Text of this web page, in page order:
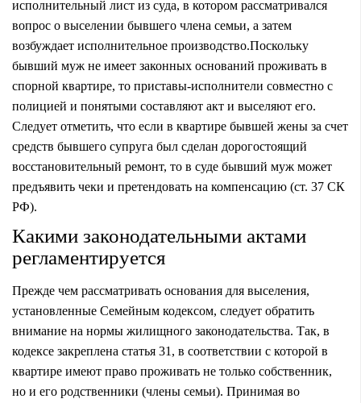
исполнительный лист из суда, в котором рассматривался
вопрос о выселении бывшего члена семьи, а затем
возбуждает исполнительное производство.Поскольку
бывший муж не имеет законных оснований проживать в
спорной квартире, то приставы-исполнители совместно с
полицией и понятыми составляют акт и выселяют его.
Следует отметить, что если в квартире бывшей жены за счет
средств бывшего супруга был сделан дорогостоящий
восстановительный ремонт, то в суде бывший муж может
предъявить чеки и претендовать на компенсацию (ст. 37 СК
РФ).
Какими законодательными актами
регламентируется
Прежде чем рассматривать основания для выселения,
установленные Семейным кодексом, следует обратить
внимание на нормы жилищного законодательства. Так, в
кодексе закреплена статья 31, в соответствии с которой в
квартире имеют право проживать не только собственник,
но и его родственники (члены семьи). Принимая во